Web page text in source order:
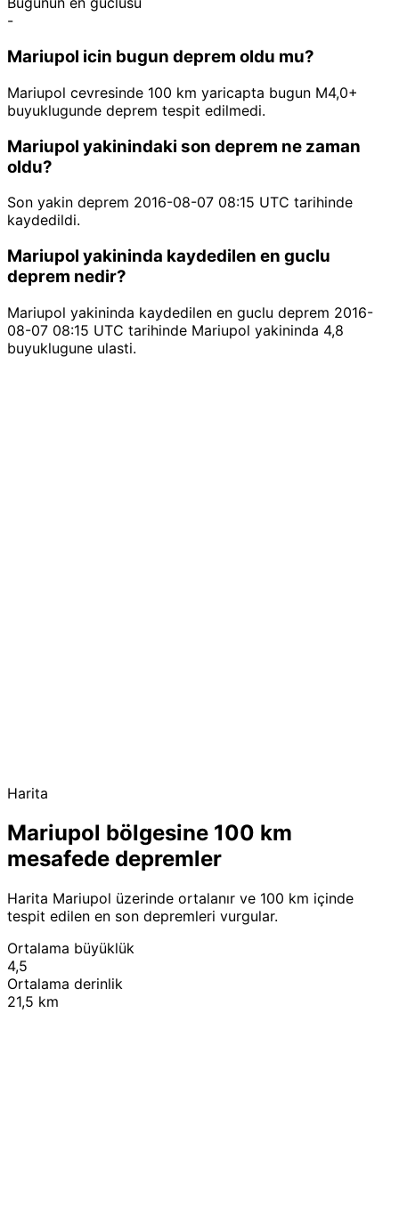
-
Mariupol icin bugun deprem oldu mu?
Mariupol cevresinde 100 km yaricapta bugun M4,0+
buyuklugunde deprem tespit edilmedi.
Mariupol yakinindaki son deprem ne zaman
oldu?
Son yakin deprem 2016-08-07 08:15 UTC tarihinde
kaydedildi.
Mariupol yakininda kaydedilen en guclu
deprem nedir?
Mariupol yakininda kaydedilen en guclu deprem 2016-
08-07 08:15 UTC tarihinde Mariupol yakininda 4,8
buyuklugune ulasti.
Harita
Mariupol bölgesine 100 km
mesafede depremler
Harita Mariupol üzerinde ortalanır ve 100 km içinde
tespit edilen en son depremleri vurgular.
Ortalama büyüklük
4,5
Ortalama derinlik
21,5 km